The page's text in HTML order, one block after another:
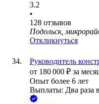
3.2
•
128 отзывов
Подольск,
Откликнуться
Руководитель
от 180 000 ₽ за
Опыт более 6 лет
Выплаты: Два раза